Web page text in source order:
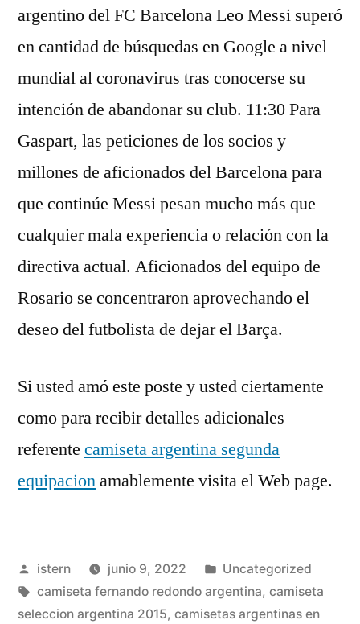
argentino del FC Barcelona Leo Messi superó
en cantidad de búsquedas en Google a nivel
mundial al coronavirus tras conocerse su
intención de abandonar su club. 11:30 Para
Gaspart, las peticiones de los socios y
millones de aficionados del Barcelona para
que continúe Messi pesan mucho más que
cualquier mala experiencia o relación con la
directiva actual. Aficionados del equipo de
Rosario se concentraron aprovechando el
deseo del futbolista de dejar el Barça.
Si usted amó este poste y usted ciertamente
como para recibir detalles adicionales
referente camiseta argentina segunda
equipacionamablemente visita el Web page.
Publicado
por
istern junio 9, 2022
Publicado
en
Uncategorized
Etiquetas:
camiseta fernando redondo argentina, camiseta
seleccion argentina 2015, camisetas argentinas en